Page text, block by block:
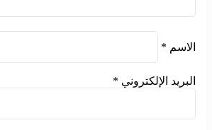
الاسم *
البريد الإلكتروني *